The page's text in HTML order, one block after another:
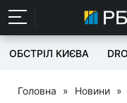
ОБСТРІЛ КИЄВА
Головна » Новини »